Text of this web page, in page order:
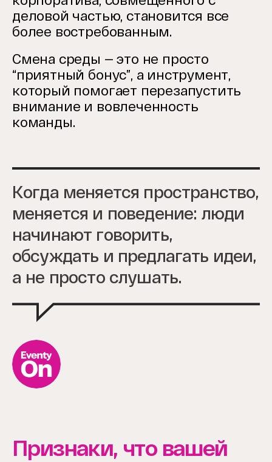
деловой частью, становится все
более востребованным.
Смена среды — это не просто
“приятный бонус”, а инструмент,
который помогает перезапустить
внимание и вовлеченность
команды.
Когда меняется пространство,
меняется и поведение: люди
начинают говорить,
обсуждать и предлагать идеи,
а не просто слушать.
Признаки, что вашей